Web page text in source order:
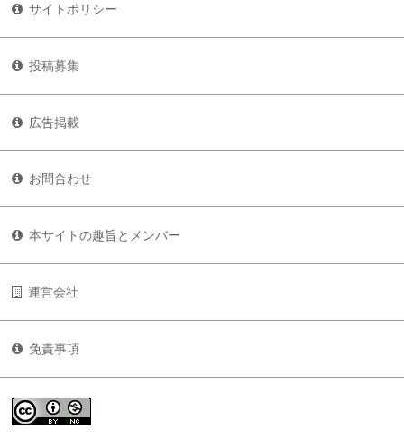
サイトポリシー
投稿募集
広告掲載
お問合わせ
本サイトの趣旨とメンバー
運営会社
免責事項